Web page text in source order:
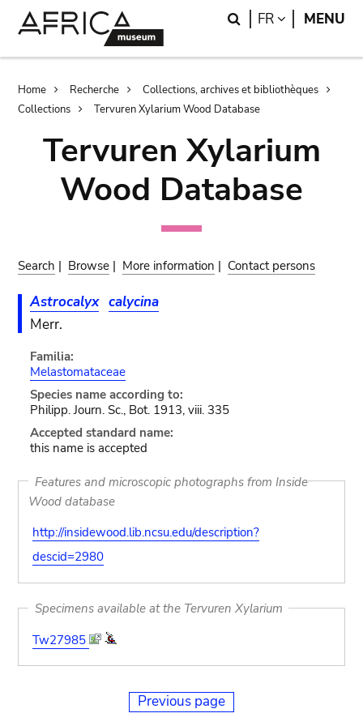
Search
FR LANGUAGE
MENU
Breadcrumb
Home Recherche
Collections, archives et bibliothèques
Collections
Tervuren Xylarium Wood Database
Tervuren Xylarium
Wood Database
Search | Browse | More information | Contact persons
Astrocalyx calycina
Merr.
Familia:
Melastomataceae
Species name according to:
Philipp. Journ. Sc., Bot. 1913, viii. 335
Accepted standard name:
this name is accepted
Features and microscopic photographs from Inside
Wood database
http://insidewood.lib.ncsu.edu/description?
descid=2980
Specimens available at the Tervuren Xylarium
Tw27985
Previous page